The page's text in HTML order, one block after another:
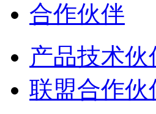
合作伙伴
产品技术伙
联盟合作伙